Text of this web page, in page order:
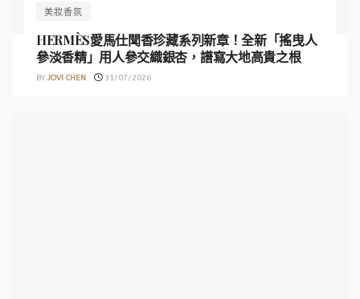
美妝香氛
HERMÈS愛馬仕聞香珍藏系列新章！全新「搖曳人
參淡香精」用人參交織銀杏，譜寫大地高貴之根
BY JOVI CHEN 31/07/2026